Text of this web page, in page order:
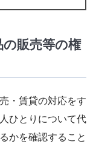
販売等の権
・賃貸の対応をす
ひとりについて代
かを確認すること